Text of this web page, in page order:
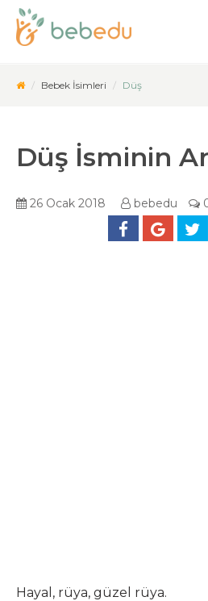
Bebek İsimleri Düş
Düş İsminin
26 Ocak 2018 bebedu
Hayal, rüya, güzel rüya.